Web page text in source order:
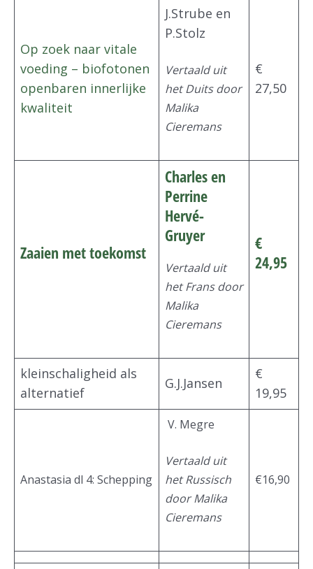
Op zoek naar vitale
voeding – biofotonen
openbaren innerlijke
kwaliteit
J.Strube en
P.Stolz
Vertaald uit
het Duits door
Malika
Cieremans
€
27,50
Zaaien met toekomst
Charles en
Perrine
Hervé-
Gruyer
Vertaald uit
het Frans door
Malika
Cieremans
€
24,95
kleinschaligheid als
alternatief
G.J.Jansen
€
19,95
Anastasia dl 4: Schepping
V. Megre
Vertaald uit
het Russisch
door Malika
Cieremans
€16,90